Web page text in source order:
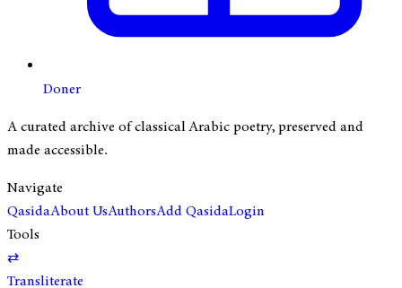
Doner
A curated archive of classical Arabic poetry, preserved and
made accessible.
Navigate
QasidaAbout UsAuthorsAdd QasidaLogin
Tools
⇄
Transliterate